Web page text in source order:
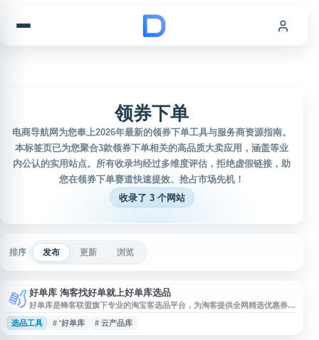
领券下单
电商导航网为您奉上2026年最新的领券下单工具与服务商资源指南。
本标签页已为您聚合3款领券下单相关的高品质大卖应用，涵盖等业
内公认的实用站点。所有收录均经过多维度评估，拒绝虚假链接，助
您在领券下单赛道快速提效、抢占市场先机！
收录了 3 个网站
排序 发布 更新 浏览
好单库 淘客找好单就上好单库选品
好单库是蜂客联盟旗下专业的淘宝客选品平台，为淘客提供全网精选优惠券商
品库。平台每天实时更新海量优质商品，涵盖淘宝、天猫等电商平台的领券商
品信息，支持鹊桥商品筛选和数据分析。好单库提供全天候商品直播，帮助淘
选品工具 # '好单库 # 云产品库